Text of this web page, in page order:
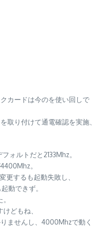
カードは今のを使い回しで
取り付けて通電確認を実施、
ォルトだと2133Mhz。
。
更するも起動失敗し、
動できず。
どもね、
ませんし、4000Mhzで動く